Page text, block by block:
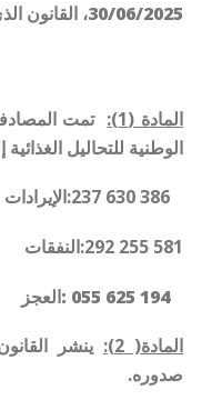
30/06/2025، القانون الذي ينص على ما يلي:
المادة (1):
تمت
الوطنية للتحاليل الغذائية إلى 31 ديسمبر 2023
581 255 292:النفقات
194 625 055 :العجز
المادة( 2):
ينشر
صدوره.